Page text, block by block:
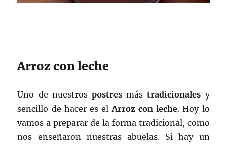
Arroz con leche
Uno de nuestros postres mástradicionales y
sencillo de hacer es el Arroz con leche. Hoy lo
vamos a preparar de la forma tradicional, como
nos enseñaron nuestras abuelas. Si hay un